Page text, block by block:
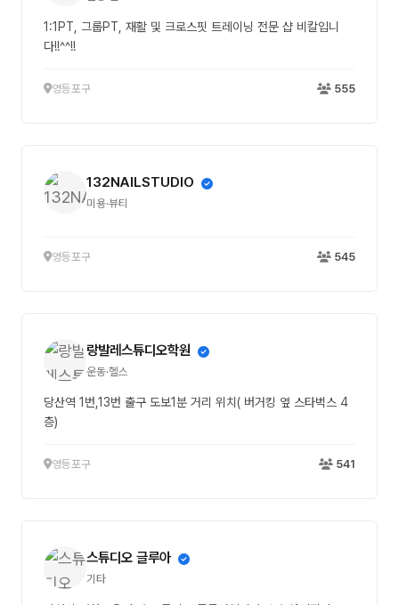
1:1PT, 그룹PT, 재활 및 크로스핏 트레이닝 전문 샵 비칼입니
다!!^^!!
영등포구 555
132NAILSTUDIO
미용·뷰티
영등포구 545
랑발레스튜디오학원
운동·헬스
당산역 1번,13번 출구 도보1분 거리 위치( 버거킹 옆 스타벅스 4
층)
영등포구 541
스튜디오 글루아
기타